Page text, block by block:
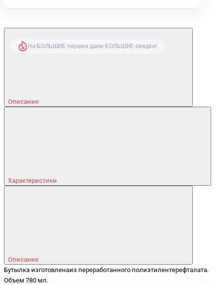
На БОЛЬШИЕ тиражи даем БОЛЬШИЕ скидки!
Описание
Характеристики
Описание
Бутылка изготовлена​из переработанного полиэтилентерефталата.
Объем 780 мл.